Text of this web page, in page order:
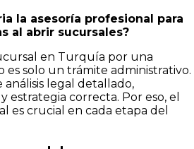
la asesoría profesional para
al abrir sucursales?
en Turquía por una
es solo un trámite administrativo.
legal detallado,
estrategia correcta. Por eso, el
es crucial en cada etapa del